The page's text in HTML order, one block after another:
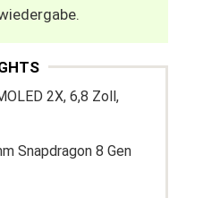
2X, 6,8 Zoll,
Snapdragon 8 Gen